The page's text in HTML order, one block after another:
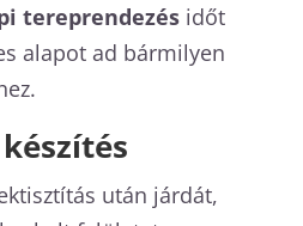
tereprendezésidőt
alapot ad bármilyen
után járdát,